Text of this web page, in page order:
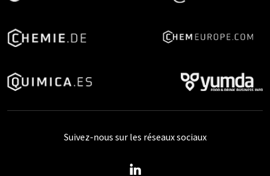
Suivez-nous sur les réseaux sociaux